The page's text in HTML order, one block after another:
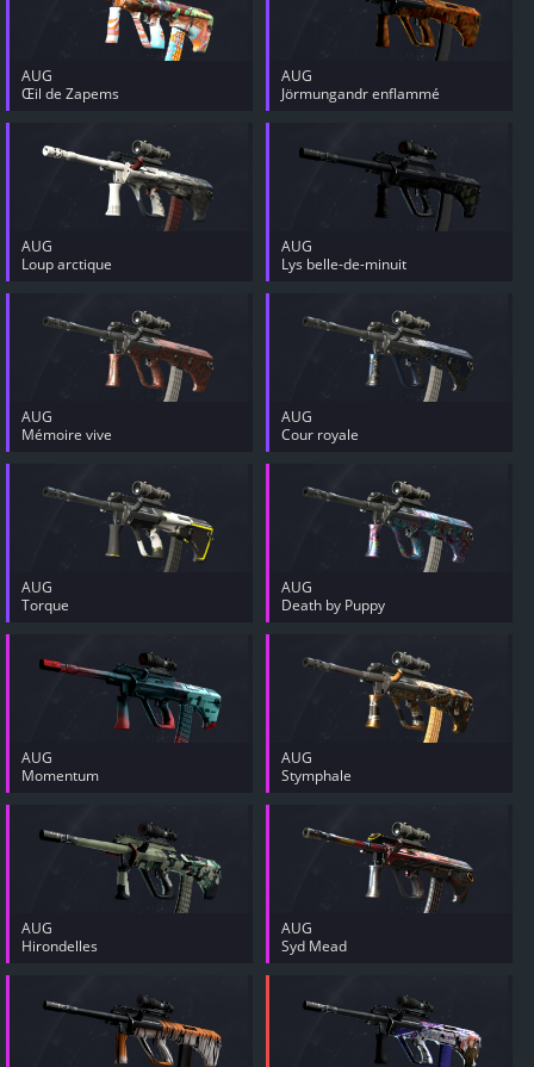
AUG
Œil de Zapems
AUG
Jörmungandr enflammé
AUG
Loup arctique
AUG
Lys belle-de-minuit
AUG
Mémoire vive
AUG
Cour royale
AUG
Torque
AUG
Death by Puppy
AUG
Momentum
AUG
Stymphale
AUG
Hirondelles
AUG
Syd Mead